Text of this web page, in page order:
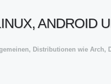
ANDROID
Distributionen wie Arch,